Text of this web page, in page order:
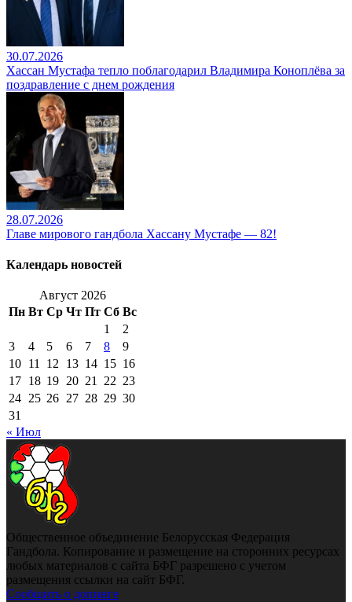
30.07.2026
Хассан Мустафа тепло поблагодарил Владимира Коноплёва за
поздравление с днем рождения
28.07.2026
Главе мирового гандбола Хассану Мустафе — 82!
Календарь новостей
Август 2026
Пн Вт Ср Чт Пт Сб Вс
1
2
3
4 5 6 7 8
9
10 11 12 13 14 15 16
17 18 19 20 21 22 23
24 25 26 27 28 29 30
31
« Июл
Общественное объединение Белорусская Федерация
Гандбола. Копирование и размещение на сторонних ресурсах
любых материалов с сайта БФГ разрешено с учетом
размещения ссылки на сайт БФГ.
Сообщить о допинге